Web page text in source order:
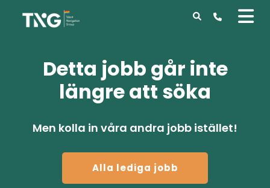
Detta jobb går inte
längre att söka
Men kolla in våra andra jobb istället!
Alla lediga jobb